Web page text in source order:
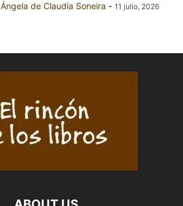
Ángela de Claudia Soneira - 11 julio, 2026